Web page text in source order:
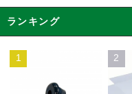
ランキング
1 2